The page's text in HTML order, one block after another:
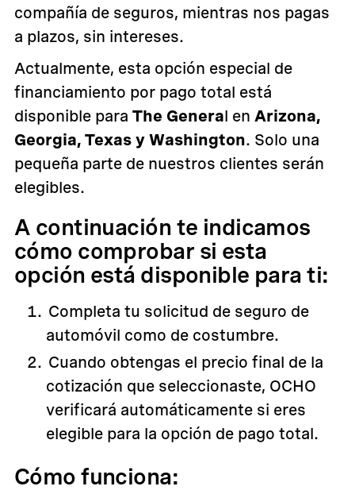
compañía de seguros, mientras nos pagas
a plazos, sin intereses.
Actualmente, esta opción especial de
financiamiento por pago total está
disponible para The General en Arizona,
Georgia, Texas y Washington. Solo una
pequeña parte de nuestros clientes serán
elegibles.
A continuación te indicamos
cómo comprobar si esta
opción está disponible para ti:
Completa tu solicitud de seguro de
automóvil como de costumbre.
Cuando obtengas el precio final de la
cotización que seleccionaste, OCHO
verificará automáticamente si eres
elegible para la opción de pago total.
Cómo funciona: